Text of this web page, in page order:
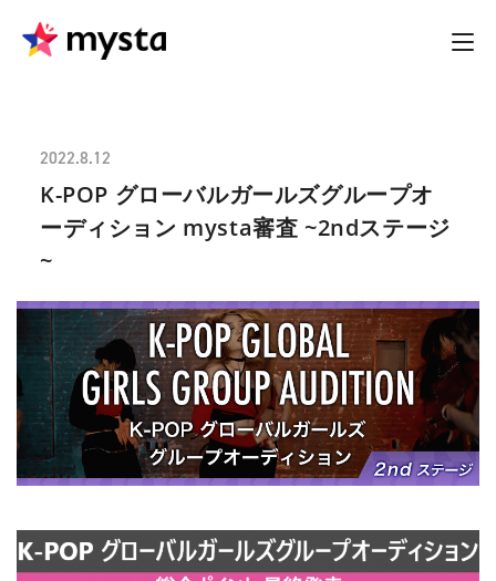
2022.8.12
K-POP グローバルガールズグループオ
ーディション mysta審査 ~2ndステージ
~